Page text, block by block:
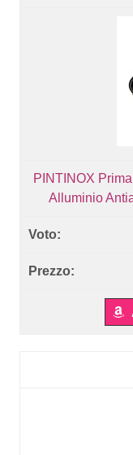
PINTINOX
Alluminio